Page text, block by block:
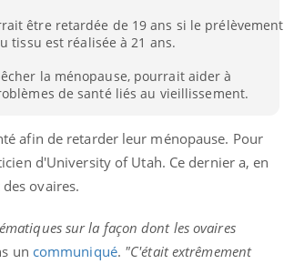
être retardée de 19 ans si le prélèvement
tissu est réalisée à 21 ans.
la ménopause, pourrait aider à
de santé liés au vieillissement.
afin de retarder leur ménopause. Pour
d'University of Utah. Ce dernier a, en
ovaires.
sur la façon dont les ovaires
un communiqué. "C'était extrêmement